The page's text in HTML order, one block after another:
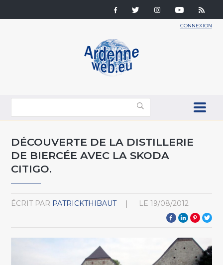
CONNEXION
DÉCOUVERTE DE LA DISTILLERIE
DE BIERCÉE AVEC LA SKODA
CITIGO.
ÉCRIT PAR PATRICKTHIBAUT LE 19/08/2012